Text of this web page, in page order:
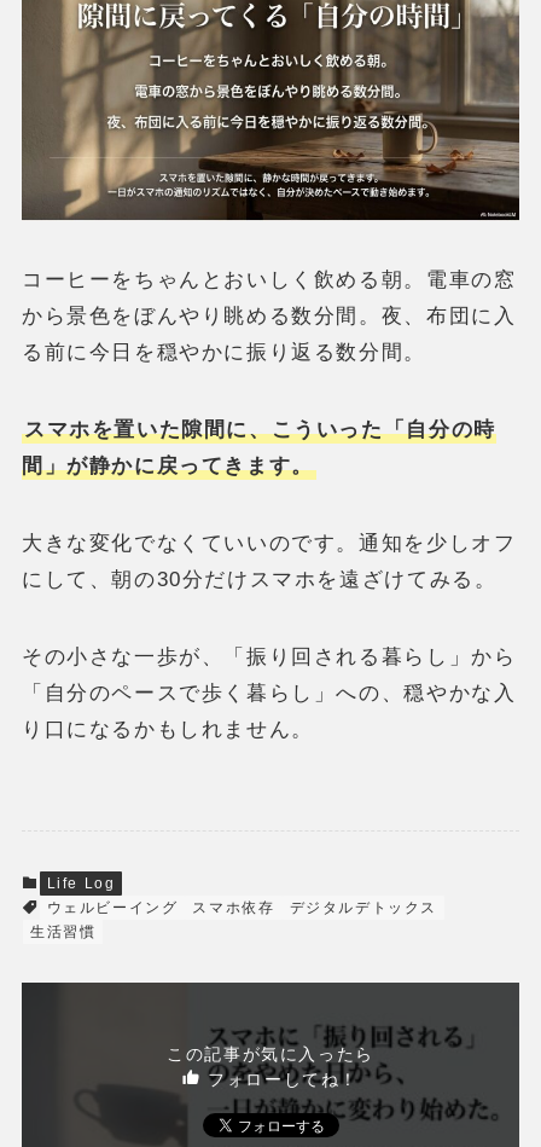
コーヒーをちゃんとおいしく飲める朝。電車の窓
から景色をぼんやり眺める数分間。夜、布団に入
る前に今日を穏やかに振り返る数分間。
スマホを置いた隙間に、こういった「自分の時
間」が静かに戻ってきます。
大きな変化でなくていいのです。通知を少しオフ
にして、朝の30分だけスマホを遠ざけてみる。
その小さな一歩が、「振り回される暮らし」から
「自分のペースで歩く暮らし」への、穏やかな入
り口になるかもしれません。
Life Log
ウェルビーイング
スマホ依存
デジタルデトックス
生活習慣
この記事が気に入ったら
フォローしてね！